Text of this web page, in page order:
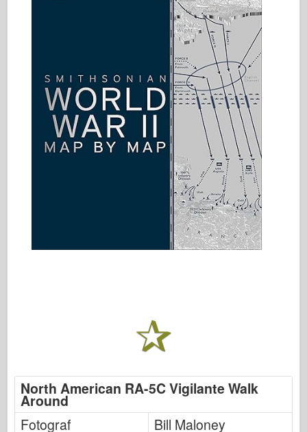
North American RA-5C Vigilante Walk
Around
Fotograf
Bill Maloney